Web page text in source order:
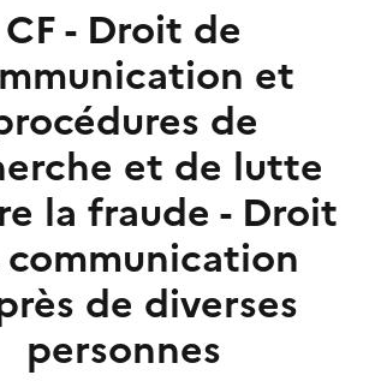
CF - Droit de
et
de
et de lutte
la fraude - Droit
de diverses
personnes